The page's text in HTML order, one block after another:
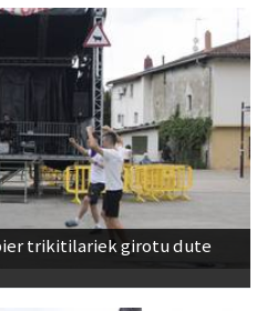
trikitilariek girotu dute